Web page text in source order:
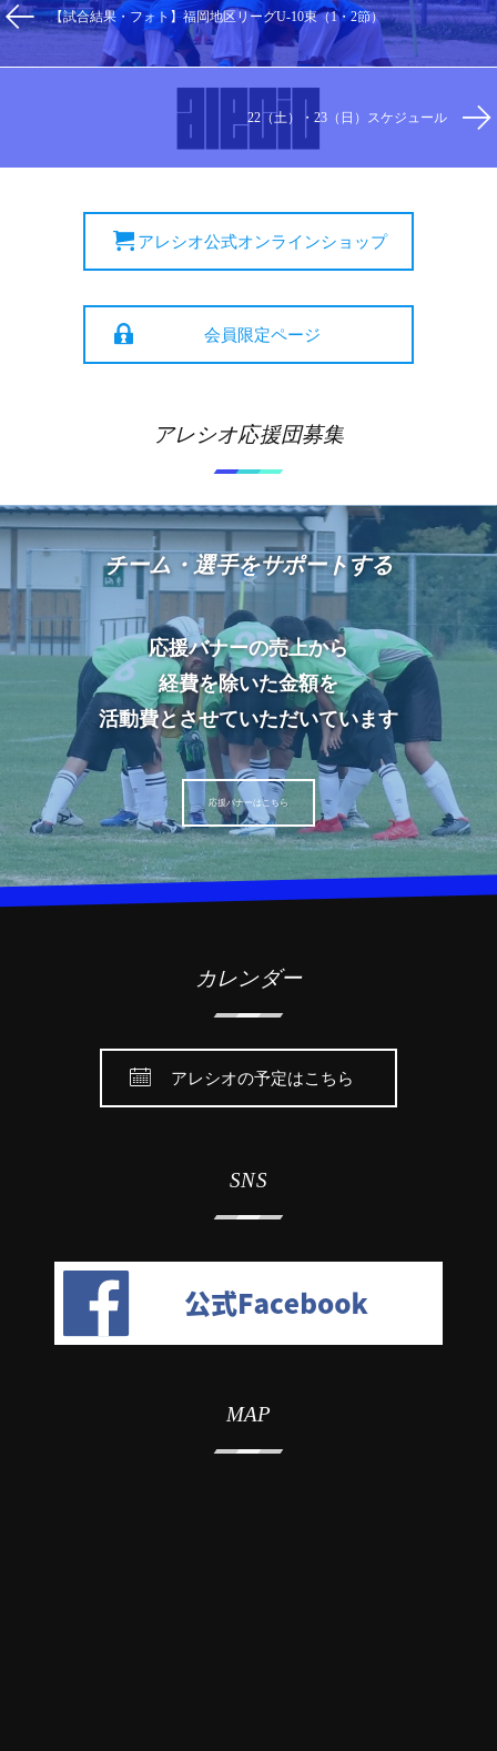
【試合結果・フォト】福岡地区リーグU-10東（1・2節）
22（土）・23（日）スケジュール
アレシオ公式オンラインショップ
会員限定ページ
アレシオ応援団募集
チーム・選手をサポートする
応援バナーの売上から
経費を除いた金額を
活動費とさせていただいています
応援バナーはこちら
カレンダー
アレシオの予定はこちら
SNS
MAP